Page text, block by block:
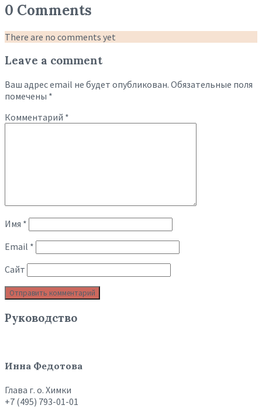
0 Comments
There are no comments yet
Leave a comment
Ваш адрес email не будет опубликован. Обязательные поля
помечены *
Комментарий *
Имя *
Email *
Сайт
Руководство
Инна Федотова
Глава г. о. Химки
+7 (495) 793-01-01